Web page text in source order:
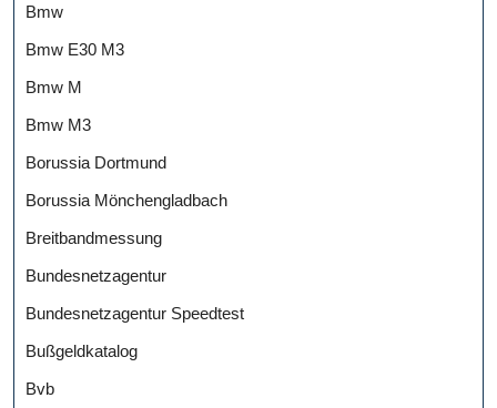
Bmw
Bmw E30 M3
Bmw M
Bmw M3
Borussia Dortmund
Borussia Mönchengladbach
Breitbandmessung
Bundesnetzagentur
Bundesnetzagentur Speedtest
Bußgeldkatalog
Bvb